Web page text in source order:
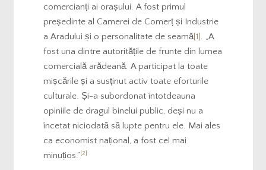
comercianți ai orașului. A fost primul
președinte al Camerei de Comerț și Industrie
a Aradului și o personalitate de seamă[1]. „A
fost una dintre autoritățile de frunte din lumea
comercială arădeană. A participat la toate
mișcările și a susținut activ toate eforturile
culturale. Și-a subordonat întotdeauna
opiniile de dragul binelui public, deși nu a
încetat niciodată să lupte pentru ele. Mai ales
ca economist național, a fost cel mai
minuțios.”[2]